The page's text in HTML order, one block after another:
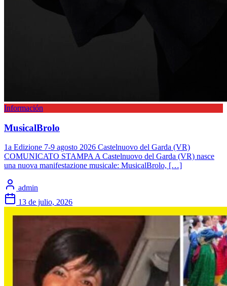
Información
MusicalBrolo
1a Edizione 7-9 agosto 2026 Castelnuovo del Garda (VR)
COMUNICATO STAMPA A Castelnuovo del Garda (VR) nasce
una nuova manifestazione musicale: MusicalBrolo, […]
admin
13 de julio, 2026